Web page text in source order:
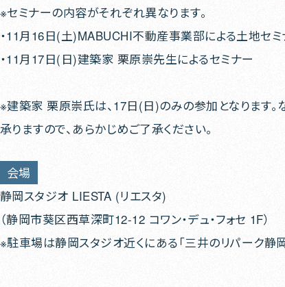
※セミナーの内容がそれぞれ異なります。
・11月16日(土)MABUCHI不動産事業部による土地セ
・11月17日(日)建築家 栗原崇先生によるセミナー
※建築家 栗原崇氏は、17日(日)のみの参加となります。
承りますので、あらかじめご了承ください。
会場
静岡スタジオ LIESTA (リエスタ)
（静岡市葵区西草深町12-12 コワン・デュ・フォセ 1F）
※駐車場は静岡スタジオ近くにある「三井のリパーク静